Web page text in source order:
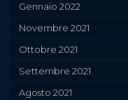
Gennaio 2022
Novembre 2021
Ottobre 2021
Settembre 2021
Agosto 2021